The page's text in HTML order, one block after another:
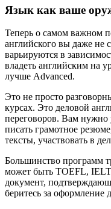
Язык как ваше
Теперь о самом важном
английского вы даже не
варьируются в
владеть английским на
лучше Advanced.
Это не просто
курсах. Это деловой
переговоров. Вам нужно
писать грамотное
тексты, участвовать в
Большинство программ
может быть TOEFL,
документ,
беритесь за оформление